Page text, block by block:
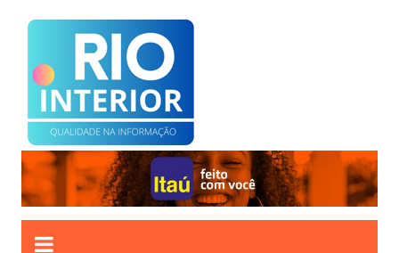
para
conteúdo